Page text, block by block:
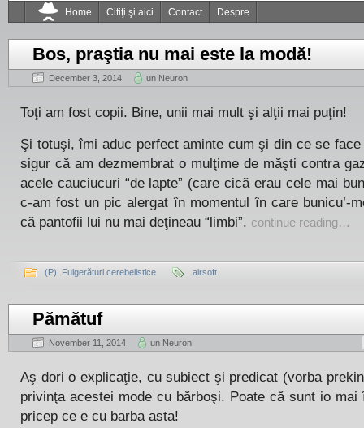
Home Citiţi şi aici Contact Despre
Bos, praştia nu mai este la modă!
December 3, 2014 un Neuron
Toţi am fost copii. Bine, unii mai mult şi alţii mai puţin!
Şi totuşi, îmi aduc perfect aminte cum şi din ce se
sigur că am dezmembrat o mulţime de măşti contra
acele cauciucuri “de lapte” (care cică erau cele mai
c-am fost un pic alergat în momentul în care bunicu’-
că pantofii lui nu mai deţineau “limbi”. continue reading…
(P) Fulgerături cerebelistice airsoft
Pămătuf
November 11, 2014 un Neuron
Aş dori o explicaţie, cu subiect şi predicat (vorba
privinţa acestei mode cu bărboşi. Poate că sunt io mai
pricep ce e cu barba asta!